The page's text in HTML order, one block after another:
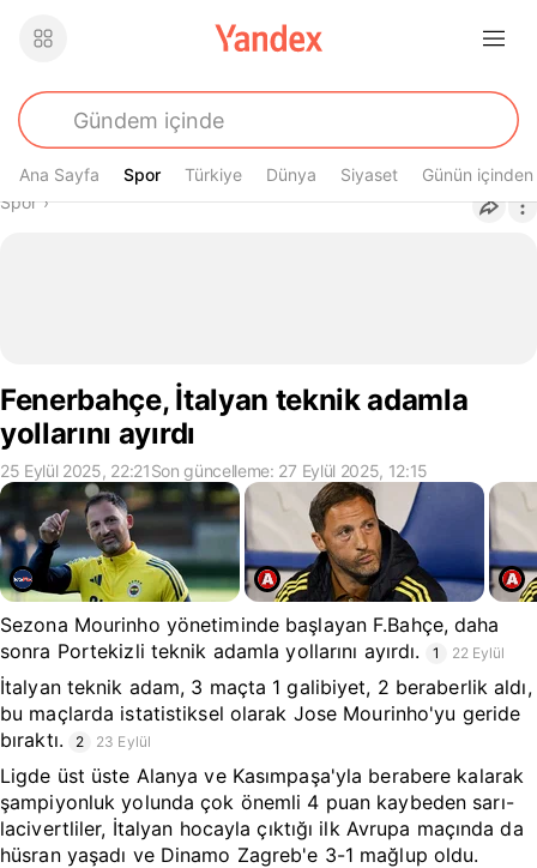
Ana Sayfa Spor
Spor Türkiye Dünya Siyaset Günün içinden
Buradasın
Spor›
Fenerbahçe, İtalyan teknik adamla
yollarını ayırdı
25 Eylül 2025, 22:21Son güncelleme: 27 Eylül 2025, 12:15
Sezona Mourinho yönetiminde başlayan F.Bahçe, daha
sonra Portekizli teknik adamla yollarını ayırdı.
1 22 Eylül
İtalyan teknik adam, 3 maçta 1 galibiyet, 2 beraberlik aldı,
bu maçlarda istatistiksel olarak Jose Mourinho'yu geride
bıraktı.
2 23 Eylül
Ligde üst üste Alanya ve Kasımpaşa'yla berabere kalarak
şampiyonluk yolunda çok önemli 4 puan kaybeden sarı-
lacivertliler, İtalyan hocayla çıktığı ilk Avrupa maçında da
hüsran yaşadı ve Dinamo Zagreb'e 3-1 mağlup oldu.